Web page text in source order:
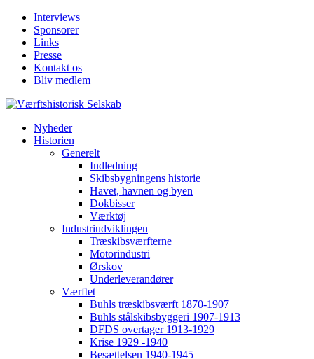
Interviews
Sponsorer
Links
Presse
Kontakt os
Bliv medlem
Nyheder
Historien
Generelt
Indledning
Skibsbygningens historie
Havet, havnen og byen
Dokbisser
Værktøj
Industriudviklingen
Træskibsværfterne
Motorindustri
Ørskov
Underleverandører
Værftet
Buhls træskibsværft 1870-1907
Buhls stålskibsbyggeri 1907-1913
DFDS overtager 1913-1929
Krise 1929 -1940
Besættelsen 1940-1945